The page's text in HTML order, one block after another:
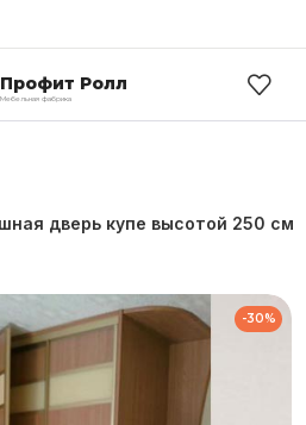
Профит Ролл
Мебельная фабрика
дверь купе высотой 250 см
-30%